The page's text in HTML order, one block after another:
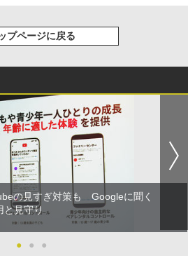
プページに戻る
の見すぎ対策も Googleに聞く
と見守り
● ● ●